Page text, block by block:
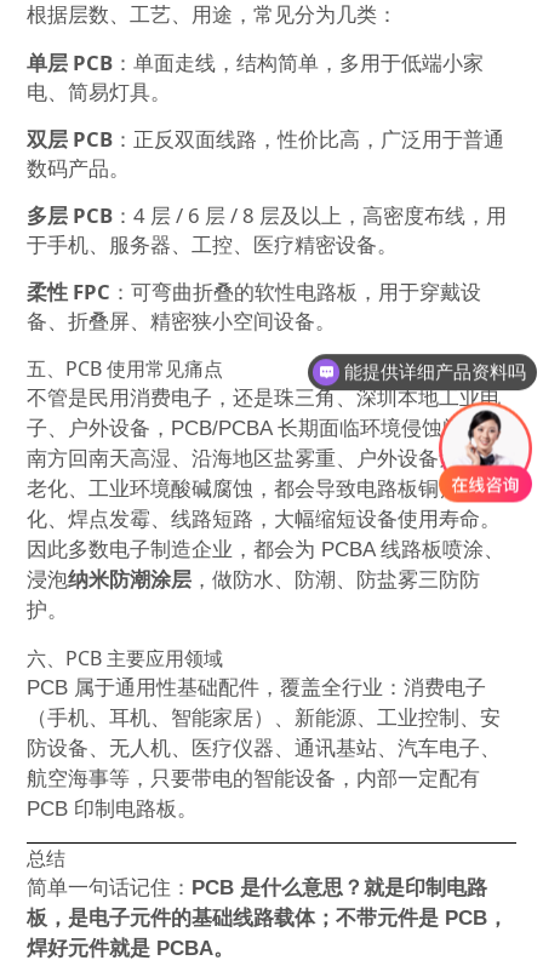
根据层数、工艺、用途，常见分为几类：
单层 PCB ：单面走线，结构简单，多用于低端小家
电、简易灯具。
双层 PCB ：正反双面线路，性价比高，广泛用于普通
数码产品。
多层 PCB ：4 层 / 6 层 / 8 层及以上，高密度布线，用
于手机、服务器、工控、医疗精密设备。
柔性 FPC ：可弯曲折叠的软性电路板，用于穿戴设
备、折叠屏、精密狭小空间设备。
五、PCB 使用常见痛点
不管是民用消费电子，还是珠三角、深圳本地工业电
子、户外设备，PCB/PCBA 长期面临环境侵蚀问题：
南方回南天高湿、沿海地区盐雾重、户外设备紫外线
老化、工业环境酸碱腐蚀，都会导致电路板铜箔氧
化、焊点发霉、线路短路，大幅缩短设备使用寿命。
因此多数电子制造企业，都会为 PCBA 线路板喷涂、
浸泡纳米防潮涂层 ，做防水、防潮、防盐雾三防防
护。
六、PCB 主要应用领域
PCB 属于通用性基础配件，覆盖全行业：消费电子
（手机、耳机、智能家居）、新能源、工业控制、安
防设备、无人机、医疗仪器、通讯基站、汽车电子、
航空海事等，只要带电的智能设备，内部一定配有
PCB 印制电路板。
总结
简单一句话记住： PCB 是什么意思？就是印制电路
板，是电子元件的基础线路载体；不带元件是 PCB，
焊好元件就是 PCBA。
能提供详细产品资料吗